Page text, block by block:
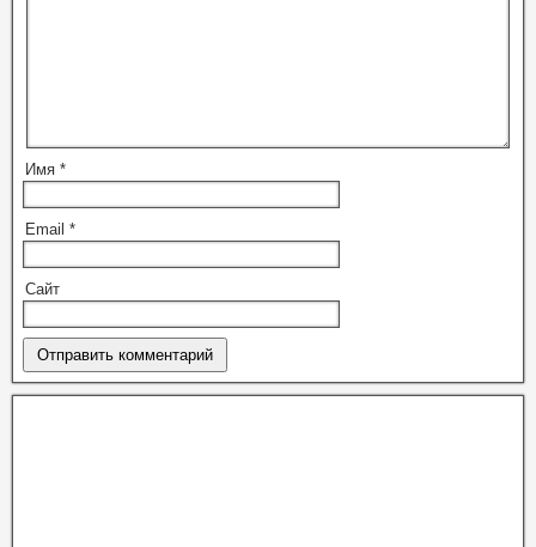
Имя *
Email *
Сайт